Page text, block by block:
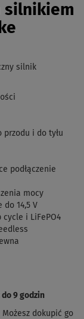
silnikiem
silnik
przodu i do tyłu
podłączenie
mocy
14,5 V
cycle i LiFePO4
do 9 godzin
dokupić go